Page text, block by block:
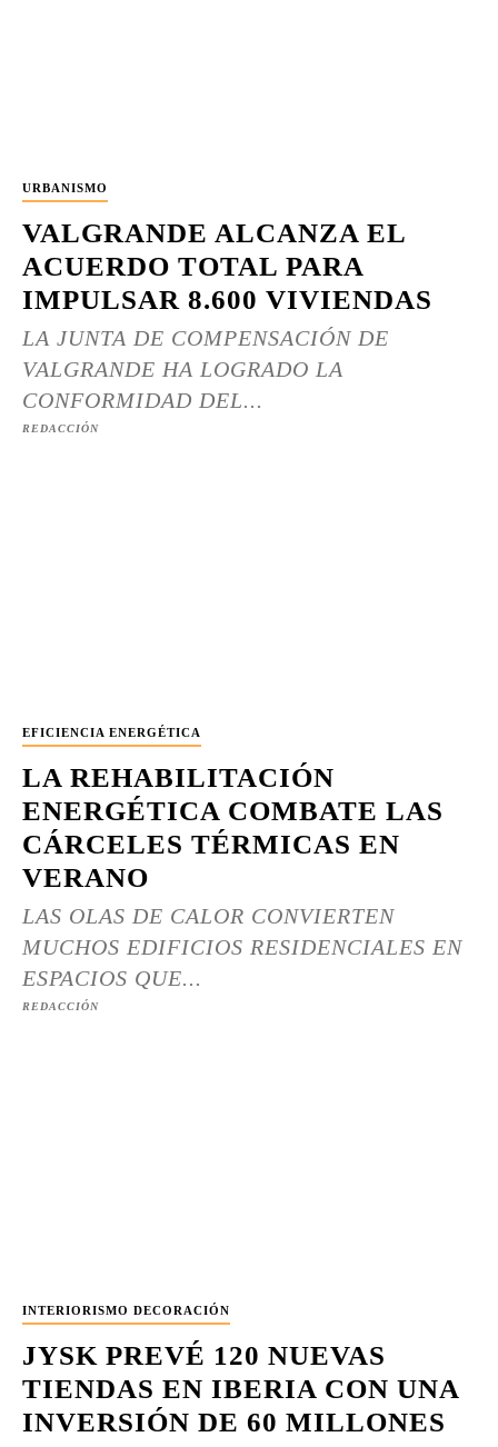
URBANISMO
VALGRANDE ALCANZA EL
ACUERDO TOTAL PARA
IMPULSAR 8.600 VIVIENDAS
LA JUNTA DE COMPENSACIÓN DE
VALGRANDE HA LOGRADO LA
CONFORMIDAD DEL...
REDACCIÓN
EFICIENCIA ENERGÉTICA
LA REHABILITACIÓN
ENERGÉTICA COMBATE LAS
CÁRCELES TÉRMICAS EN
VERANO
LAS OLAS DE CALOR CONVIERTEN
MUCHOS EDIFICIOS RESIDENCIALES EN
ESPACIOS QUE...
REDACCIÓN
INTERIORISMO DECORACIÓN
JYSK PREVÉ 120 NUEVAS
TIENDAS EN IBERIA CON UNA
INVERSIÓN DE 60 MILLONES